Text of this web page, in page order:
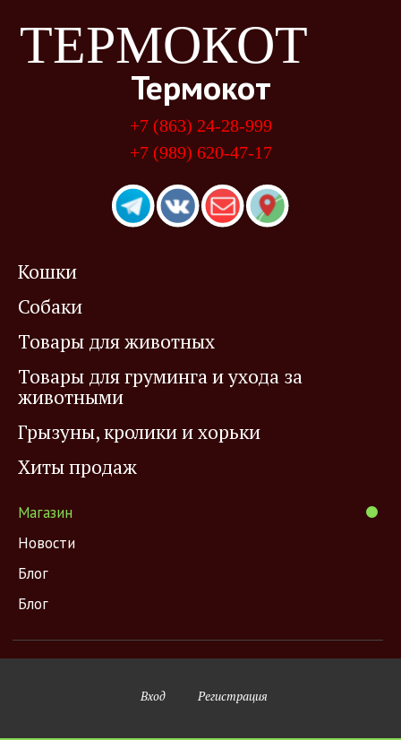
ТЕРМОКОТ
Термокот
+7 (863) 24-28-999
+7 (989) 620-47-17
Кошки
Собаки
Товары для животных
Товары для груминга и ухода за
животными
Грызуны, кролики и хорьки
Хиты продаж
Магазин
Новости
Блог
Блог
Вход Регистрация